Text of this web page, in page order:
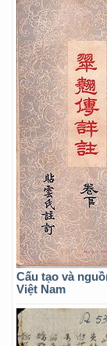
Cấu tạo và
Việt Nam